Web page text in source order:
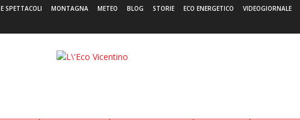
SPETTACOLI MONTAGNA METEO BLOG STORIE ECO ENERGETICO VIDEOGIORNALE
L'Eco